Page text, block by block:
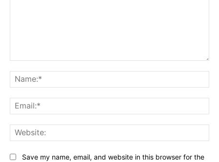
Save my name, email, and website in this browser for the